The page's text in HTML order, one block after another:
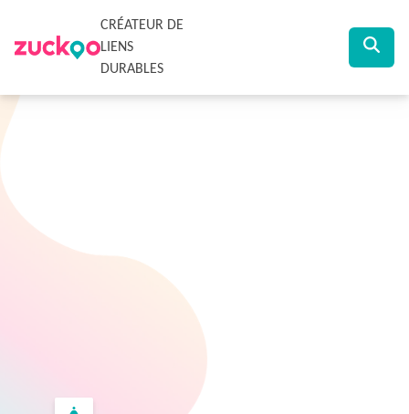
CRÉATEUR DE
LIENS
DURABLES